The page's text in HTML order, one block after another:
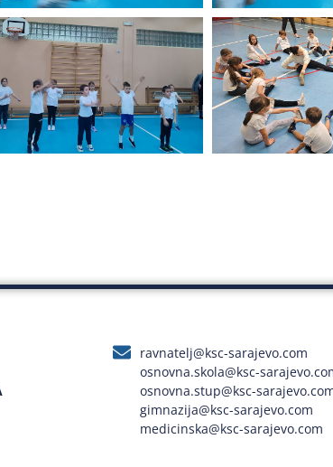
ravnatelj@ksc-sarajevo.com
osnovna.skola@ksc-
osnovna.stup@ksc-
gimnazija@ksc-sarajevo.com
medicinska@ksc-sarajevo.com